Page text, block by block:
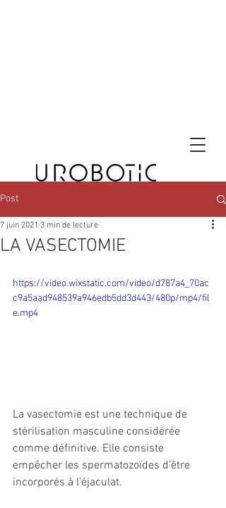
Post
LA VASECTOMIE
7 juin 2021 3 min de lecture
https://video.wixstatic.com/video/d787a4_70ac
c9a5aad948539a946edb5dd3d443/480p/mp4/fil
e.mp4
La vasectomie est une technique de
stérilisation masculine considérée
comme définitive. Elle consiste
empêcher les spermatozoïdes d’être
incorporés à l’éjaculat.